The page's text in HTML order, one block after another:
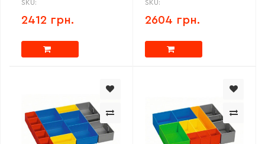
SKU:
2412 грн.
SKU:
2604 грн.